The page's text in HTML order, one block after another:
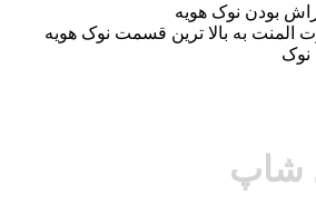
بودن نوک هویه
المنت به بالا ترین قسمت نوک هویه
شاپ